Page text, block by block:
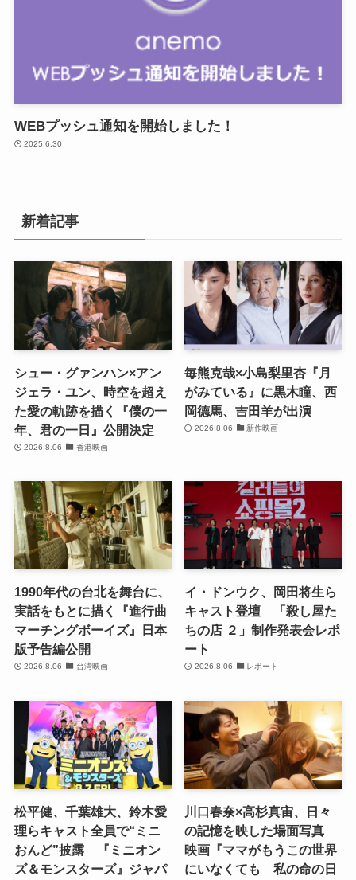
WEBプッシュ通知を開始しました！
2025.6.30
新着記事
シュー・グァンハン×アン
ジェラ・ユン、時空を超え
た愛の軌跡を描く『僕の一
年、君の一日』公開決定
2026.8.06 香港映画
毎熊克哉×小島梨里杏『月
がみている』に黒木瞳、西
岡德馬、吉田羊が出演
2026.8.06 新作映画
1990年代の台北を舞台に、
実話をもとに描く『進行曲
マーチングボーイズ』日本
版予告編公開
2026.8.06 台湾映画
イ・ドンウク、岡田将生ら
キャスト登壇 「殺し屋た
ちの店 ２」制作発表会レポ
ート
2026.8.06 レポート
松平健、千葉雄大、鈴木愛
理らキャスト全員で“ミニ
おんど”披露 『ミニオン
ズ＆モンスターズ』ジャパ
川口春奈×高杉真宙、日々
の記憶を映した場面写真
映画『ママがもうこの世界
にいなくても 私の命の日